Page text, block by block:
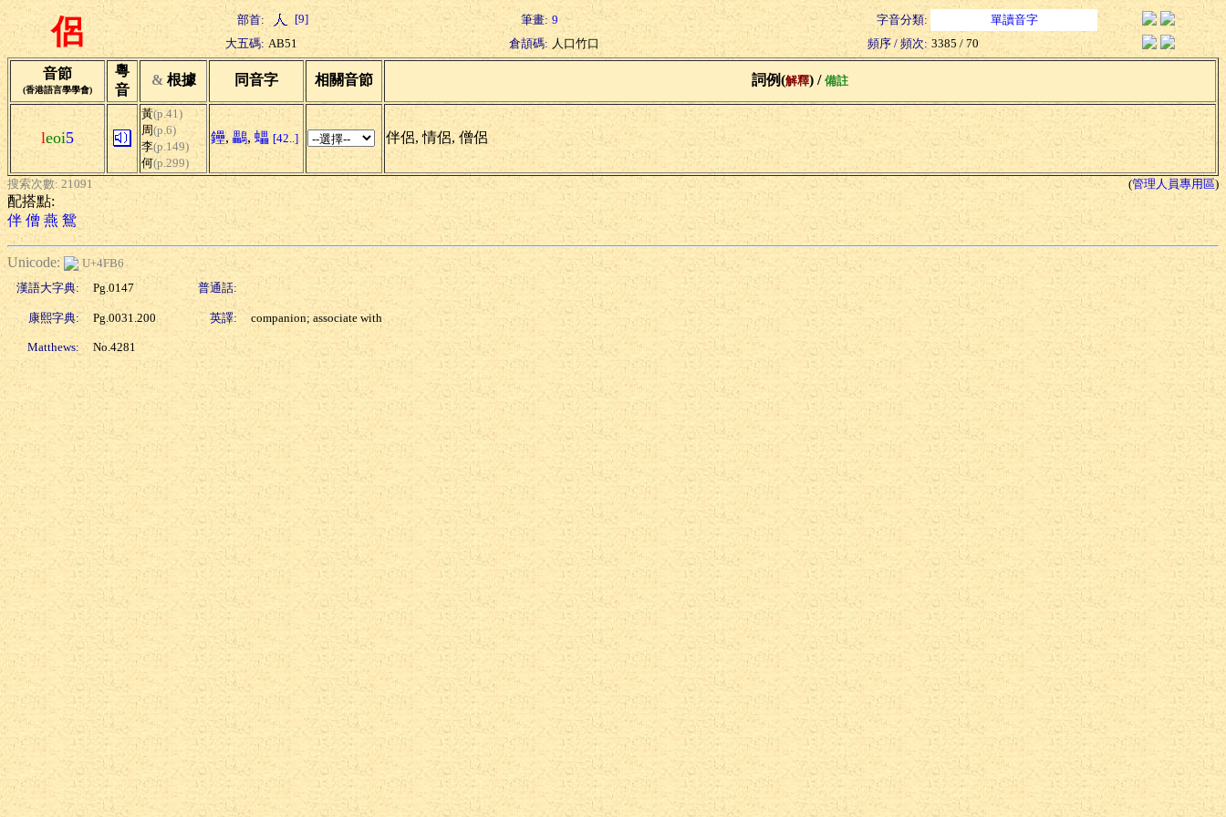
侶 部首: [9] 筆畫: 9 字音分類:
單讀音字
大五碼: AB51 倉頡碼: 人口竹口 頻序 / 頻次: 3385 / 70
音節
(香港語言學學會)
粵
音
& 根據 同音字 相關音節 詞例(解釋) / 備註
leoi5
黃(p.41)
周(p.6)
李(p.149)
何(p.299)
鑸, 鸓, 蠝 [42..] 伴侶, 情侶, 僧侶
搜索次數: 21091 (管理人員專用區)
配搭點:
伴 僧 燕 鴛
Unicode:
U+4FB6
漢語大字典:
Pg.0147 普通話:
康熙字典: Pg.0031.200 英譯: companion; associate with
Matthews: No.4281